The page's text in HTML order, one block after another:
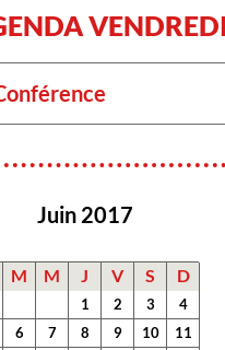
Juin 2017
M M J V S D
1 2 3
4
6 7 8 9 10
11